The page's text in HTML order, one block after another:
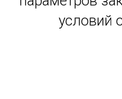
условий